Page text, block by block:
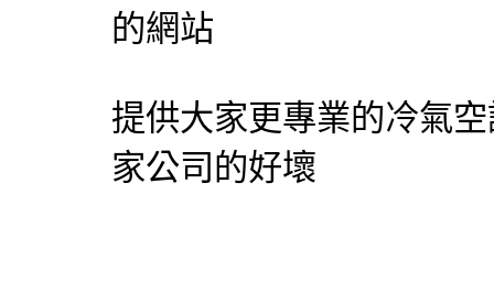
的網站
提供大家更專業的冷氣
家公司的好壞